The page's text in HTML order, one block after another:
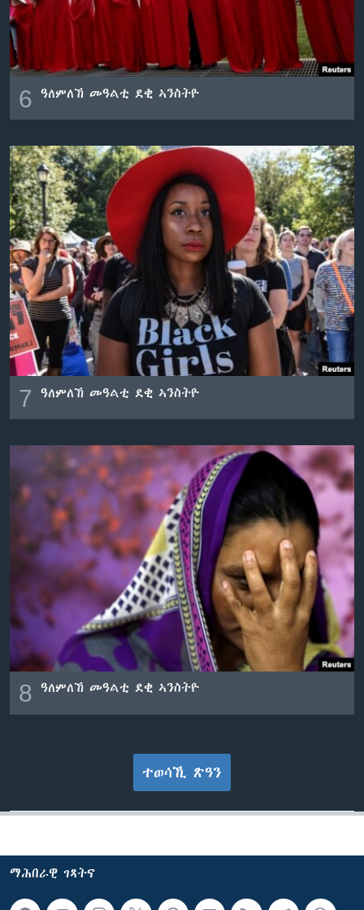
6 ዓለምለኸ መዓልቲ ደቂ ኣንስትዮ
7 ዓለምለኸ መዓልቲ ደቂ ኣንስትዮ
8 ዓለምለኸ መዓልቲ ደቂ ኣንስትዮ
ተወሳኺ ጽዓን
ማሕበራዊ ገጻትና